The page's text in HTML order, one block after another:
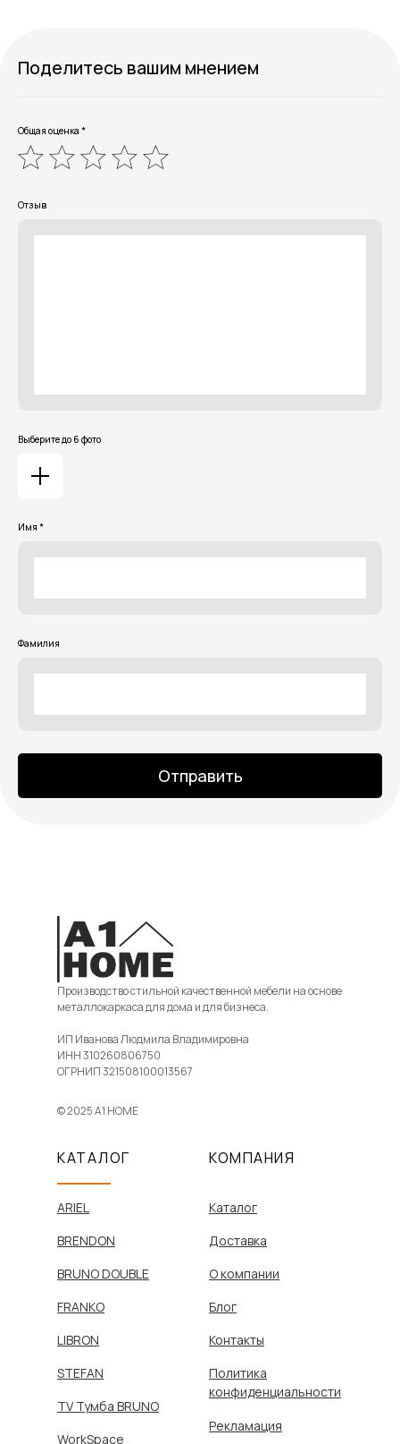
Поделитесь вашим мнением
Общая оценка *
Отзыв
Выберите до 6 фото
Имя *
Фамилия
Отправить
Производство стильной качественной мебели на основе
металлокаркаса для дома и для бизнеса.
ИП Иванова Людмила Владимировна
ИНН 310260806750
ОГРНИП 321508100013567
© 2025 A1 HOME
КАТАЛОГ
ARIEL
BRENDON
BRUNO DOUBLE
FRANKO
LIBRON
STEFAN
TV Тумба BRUNO
WorkSpace
КОМПАНИЯ
Каталог
Доставка
О компании
Блог
Политика
конфиденциальности
Контакты
Рекламация